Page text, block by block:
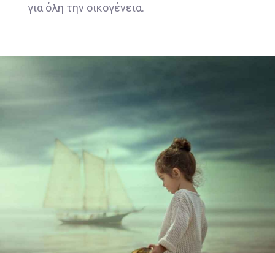
για όλη την οικογένεια.